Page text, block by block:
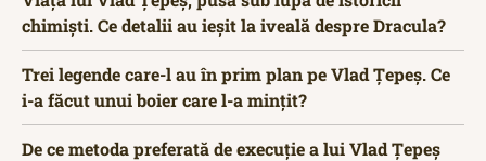
chimiști. Ce detalii au ieșit la iveală despre Dracula?
Trei legende care-l au în prim plan pe Vlad Țepeș. Ce
i-a făcut unui boier care l-a mințit?
De ce metoda preferată de execuție a lui Vlad Țepeș